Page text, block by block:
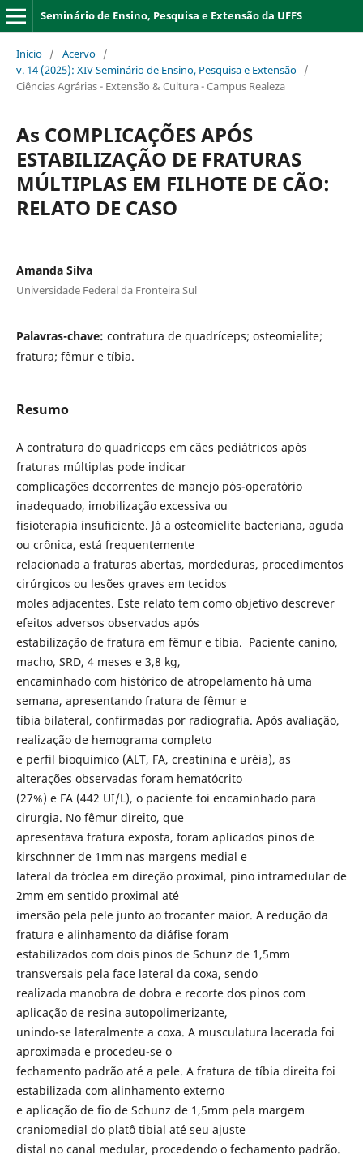
Seminário de Ensino, Pesquisa e Extensão da UFFS
Início / Acervo /
v. 14 (2025): XIV Seminário de Ensino, Pesquisa e Extensão /
Ciências Agrárias - Extensão & Cultura - Campus Realeza
As COMPLICAÇÕES APÓS
ESTABILIZAÇÃO DE FRATURAS
MÚLTIPLAS EM FILHOTE DE CÃO:
RELATO DE CASO
Amanda Silva
Universidade Federal da Fronteira Sul
Palavras-chave: contratura de quadríceps; osteomielite;
fratura; fêmur e tíbia.
Resumo
A contratura do quadríceps em cães pediátricos após
fraturas múltiplas pode indicar
complicações decorrentes de manejo pós-operatório
inadequado, imobilização excessiva ou
fisioterapia insuficiente. Já a osteomielite bacteriana, aguda
ou crônica, está frequentemente
relacionada a fraturas abertas, mordeduras, procedimentos
cirúrgicos ou lesões graves em tecidos
moles adjacentes. Este relato tem como objetivo descrever
efeitos adversos observados após
estabilização de fratura em fêmur e tíbia. Paciente canino,
macho, SRD, 4 meses e 3,8 kg,
encaminhado com histórico de atropelamento há uma
semana, apresentando fratura de fêmur e
tíbia bilateral, confirmadas por radiografia. Após avaliação,
realização de hemograma completo
e perfil bioquímico (ALT, FA, creatinina e uréia), as
alterações observadas foram hematócrito
(27%) e FA (442 UI/L), o paciente foi encaminhado para
cirurgia. No fêmur direito, que
apresentava fratura exposta, foram aplicados pinos de
kirschnner de 1mm nas margens medial e
lateral da tróclea em direção proximal, pino intramedular de
2mm em sentido proximal até
imersão pela pele junto ao trocanter maior. A redução da
fratura e alinhamento da diáfise foram
estabilizados com dois pinos de Schunz de 1,5mm
transversais pela face lateral da coxa, sendo
realizada manobra de dobra e recorte dos pinos com
aplicação de resina autopolimerizante,
unindo-se lateralmente a coxa. A musculatura lacerada foi
aproximada e procedeu-se o
fechamento padrão até a pele. A fratura de tíbia direita foi
estabilizada com alinhamento externo
e aplicação de fio de Schunz de 1,5mm pela margem
craniomedial do platô tibial até seu ajuste
distal no canal medular, procedendo o fechamento padrão.